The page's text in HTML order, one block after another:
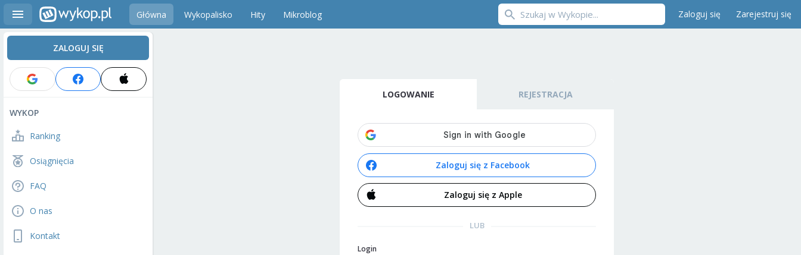
Główna Wykopalisko Hity Mikroblog Zaloguj się Zarejestruj się
ZALOGUJ SIĘ
WYKOP
Ranking
Osiągnięcia
FAQ
O nas
Kontakt
LOGOWANIE REJESTRACJA
Zaloguj się z Facebook
Zaloguj się z Apple
LUB
Login